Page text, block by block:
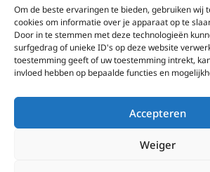
Om de beste ervaringen te bieden, gebruiken wij
cookies om informatie over je apparaat op te
Door in te stemmen met deze technologieën
surfgedrag of unieke ID's op deze website
toestemming geeft of uw toestemming intrekt,
invloed hebben op bepaalde functies en
Accepteren
Weiger
Wonen
Info
Contacteer ons